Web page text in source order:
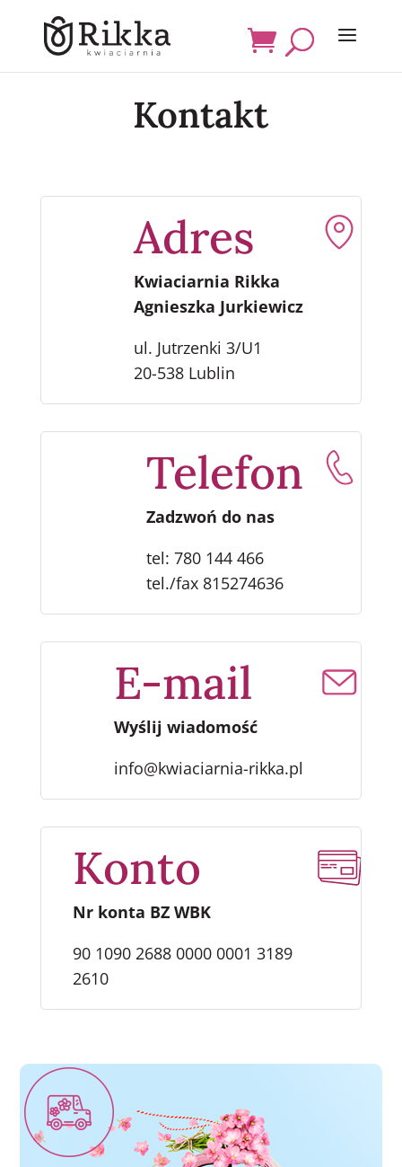
Kontakt
Adres
Kwiaciarnia Rikka
Agnieszka Jurkiewicz
ul. Jutrzenki 3/U1
20-538 Lublin
Telefon
Zadzwoń do nas
tel: 780 144 466
tel./fax 815274636
E-mail
Wyślij wiadomość
info@kwiaciarnia-rikka.pl
Konto
Nr konta BZ WBK
90 1090 2688 0000 0001 3189
2610